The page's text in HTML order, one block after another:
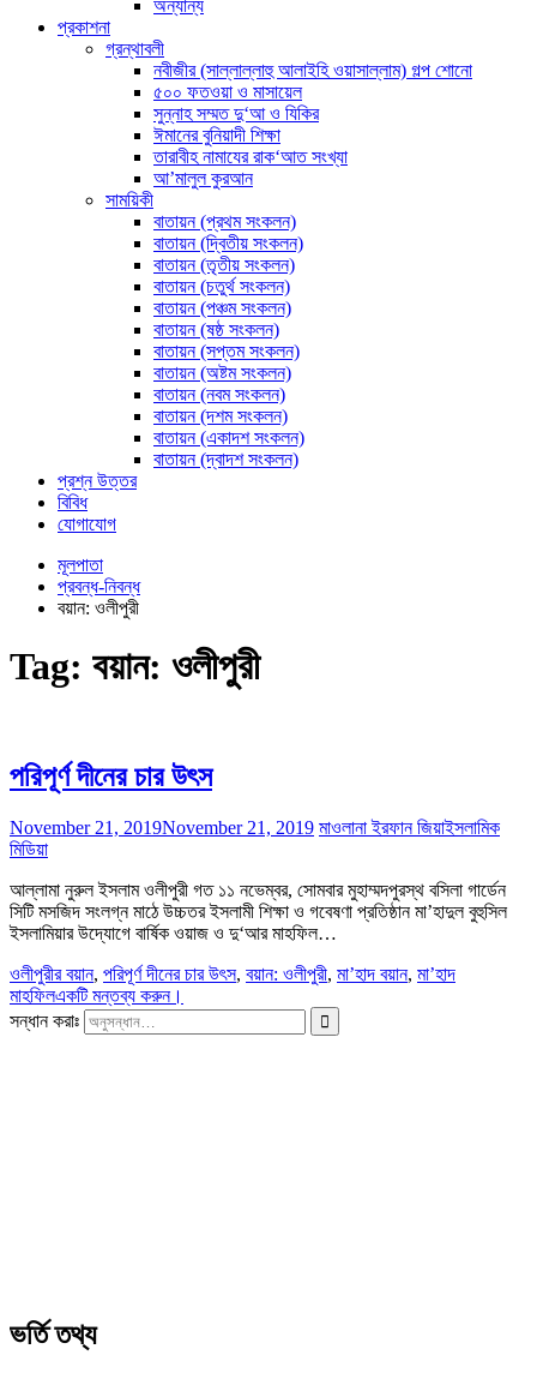
অন্যান্য
প্রকাশনা
গ্রন্থাবলী
নবীজীর (সাল্লাল্লাহু আলাইহি ওয়াসাল্লাম) গল্প শোনো
৫০০ ফতওয়া ও মাসায়েল
সুন্নাহ সম্মত দু‘আ ও যিকির
ঈমানের বুনিয়াদী শিক্ষা
তারাবীহ নামাযের রাক‘আত সংখ্যা
আ’মালুল কুরআন
সাময়িকী
বাতায়ন (প্রথম সংকলন)
বাতায়ন (দ্বিতীয় সংকলন)
বাতায়ন (তৃতীয় সংকলন)
বাতায়ন (চতুর্থ সংকলন)
বাতায়ন (পঞ্চম সংকলন)
বাতায়ন (ষষ্ঠ সংকলন)
বাতায়ন (সপ্তম সংকলন)
বাতায়ন (অষ্টম সংকলন)
বাতায়ন (নবম সংকলন)
বাতায়ন (দশম সংকলন)
বাতায়ন (একাদশ সংকলন)
বাতায়ন (দ্বাদশ সংকলন)
প্রশ্ন উত্তর
বিবিধ
যোগাযোগ
মূলপাতা
প্রবন্ধ-নিবন্ধ
বয়ান: ওলীপুরী
Tag: বয়ান: ওলীপুরী
পরিপূর্ণ দীনের চার উৎস
November 21, 2019November 21, 2019 মাওলানা ইরফান জিয়াইসলামিক
মিডিয়া
আল্লামা নুরুল ইসলাম ওলীপুরী গত ১১ নভেম্বর, সোমবার মুহাম্মদপুরস্থ বসিলা গার্ডেন
সিটি মসজিদ সংলগ্ন মাঠে উচ্চতর ইসলামী শিক্ষা ও গবেষণা প্রতিষ্ঠান মা’হাদুল বুহুসিল
ইসলামিয়ার উদ্যোগে বার্ষিক ওয়াজ ও দু‘আর মাহফিল…
ওলীপুরীর বয়ান, পরিপূর্ণ দীনের চার উৎস, বয়ান: ওলীপুরী, মা’হাদ বয়ান, মা’হাদ
মাহফিলএকটি মন্তব্য করুন।
সন্ধান করাঃ
ভর্তি তথ্য